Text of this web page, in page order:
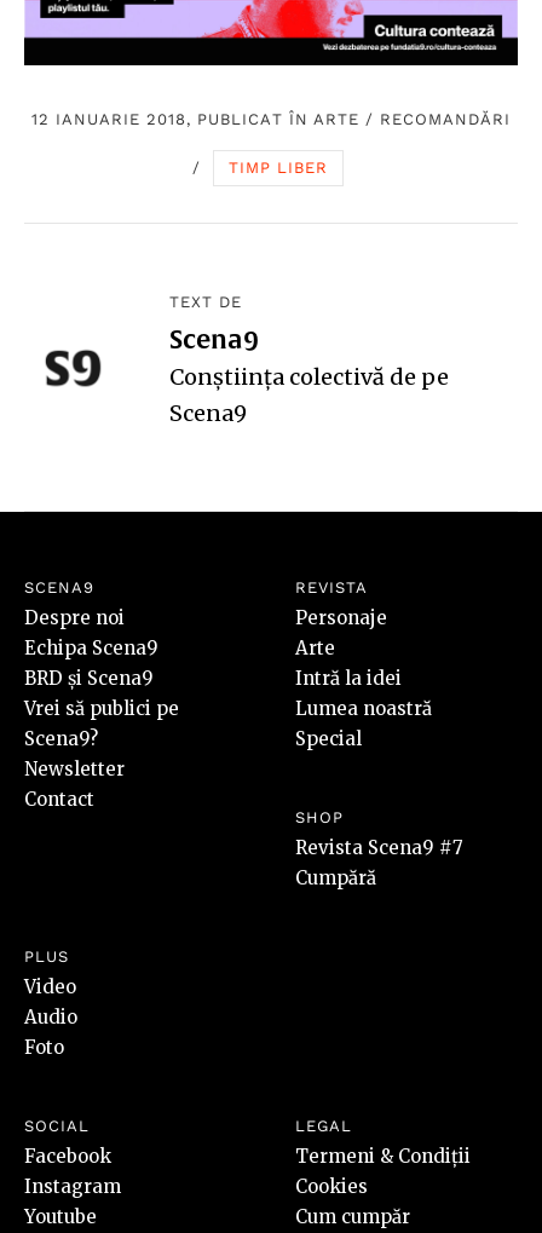
12 IANUARIE 2018, PUBLICAT ÎN ARTE / RECOMANDĂRI
/ TIMP LIBER
TEXT DE
Scena9
Conștiința colectivă de pe
Scena9
SCENA9
Despre noi
Echipa Scena9
BRD și Scena9
Vrei să publici pe
Scena9?
Newsletter
Contact
REVISTA
Personaje
Arte
Intră la idei
Lumea noastră
Special
SHOP
Revista Scena9 #7
Cumpără
PLUS
Video
Audio
Foto
SOCIAL
Facebook
Instagram
Youtube
LEGAL
Termeni & Condiții
Cookies
Cum cumpăr